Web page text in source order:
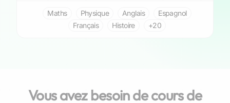
Maths Physique Anglais
Espagnol
Français
Histoire +20
Vous avez besoin de cours de